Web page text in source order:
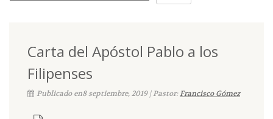
Carta del Apóstol Pablo a los
Filipenses
Publicado en8 septiembre, 2019 | Pastor:Francisco Gómez